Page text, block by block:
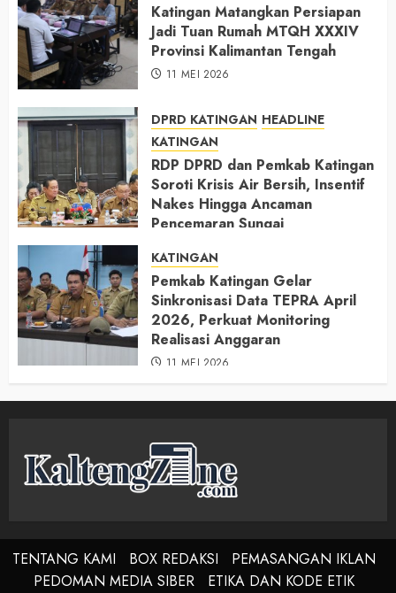
Katingan Matangkan Persiapan
Jadi Tuan Rumah MTQH XXXIV
Provinsi Kalimantan Tengah
11 MEI 2026
DPRD KATINGAN HEADLINE
KATINGAN
RDP DPRD dan Pemkab Katingan
Soroti Krisis Air Bersih, Insentif
Nakes Hingga Ancaman
Pencemaran Sungai
KATINGAN
Pemkab Katingan Gelar
Sinkronisasi Data TEPRA April
2026, Perkuat Monitoring
Realisasi Anggaran
11 MEI 2026
TENTANG KAMI BOX REDAKSI
PEMASANGAN IKLAN
PEDOMAN MEDIA SIBER
ETIKA DAN KODE ETIK